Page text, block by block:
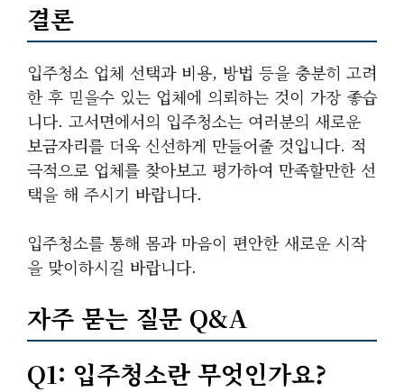
결론
입주청소 업체 선택과 비용, 방법 등을 충분히 고려
한 후 믿을수 있는 업체에 의뢰하는 것이 가장 좋습
니다. 고서면에서의 입주청소는 여러분의 새로운
보금자리를 더욱 신선하게 만들어줄 것입니다. 적
극적으로 업체를 찾아보고 평가하여 만족할만한 선
택을 해 주시기 바랍니다.
입주청소를 통해 몸과 마음이 편안한 새로운 시작
을 맞이하시길 바랍니다.
자주 묻는 질문 Q&A
Q1: 입주청소란 무엇인가요?